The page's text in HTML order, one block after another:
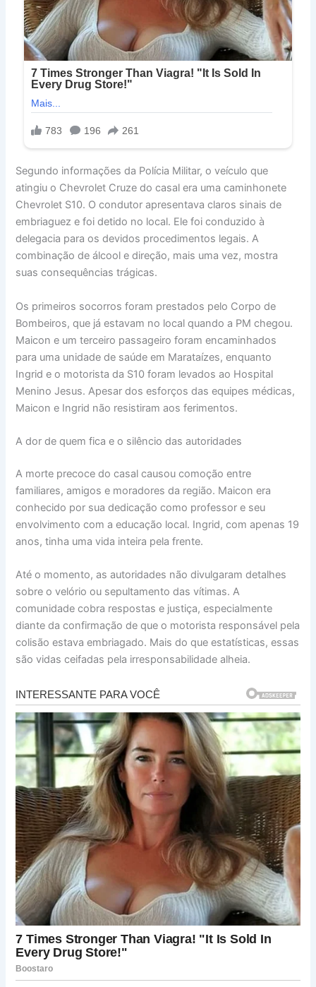
Segundo informações da Polícia Militar, o veículo que
atingiu o Chevrolet Cruze do casal era uma caminhonete
Chevrolet S10. O condutor apresentava claros sinais de
embriaguez e foi detido no local. Ele foi conduzido à
delegacia para os devidos procedimentos legais. A
combinação de álcool e direção, mais uma vez, mostra
suas consequências trágicas.
Os primeiros socorros foram prestados pelo Corpo de
Bombeiros, que já estavam no local quando a PM chegou.
Maicon e um terceiro passageiro foram encaminhados
para uma unidade de saúde em Marataízes, enquanto
Ingrid e o motorista da S10 foram levados ao Hospital
Menino Jesus. Apesar dos esforços das equipes médicas,
Maicon e Ingrid não resistiram aos ferimentos.
A dor de quem fica e o silêncio das autoridades
A morte precoce do casal causou comoção entre
familiares, amigos e moradores da região. Maicon era
conhecido por sua dedicação como professor e seu
envolvimento com a educação local. Ingrid, com apenas 19
anos, tinha uma vida inteira pela frente.
Até o momento, as autoridades não divulgaram detalhes
sobre o velório ou sepultamento das vítimas. A
comunidade cobra respostas e justiça, especialmente
diante da confirmação de que o motorista responsável pela
colisão estava embriagado. Mais do que estatísticas, essas
são vidas ceifadas pela irresponsabilidade alheia.